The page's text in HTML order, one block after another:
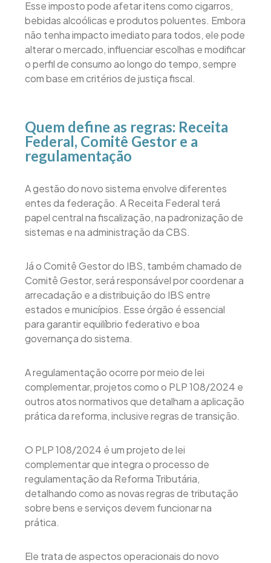
Esse imposto pode afetar itens como cigarros,
bebidas alcoólicas e produtos poluentes. Embora
não tenha impacto imediato para todos, ele pode
alterar o mercado, influenciar escolhas e modificar
o perfil de consumo ao longo do tempo, sempre
com base em critérios de justiça fiscal.
Quem define as regras: Receita
Federal, Comitê Gestor e a
regulamentação
A gestão do novo sistema envolve diferentes
entes da federação. A Receita Federal terá
papel central na fiscalização, na padronização de
sistemas e na administração da CBS.
Já o Comitê Gestor do IBS, também chamado de
Comitê Gestor, será responsável por coordenar a
arrecadação e a distribuição do IBS entre
estados e municípios. Esse órgão é essencial
para garantir equilíbrio federativo e boa
governança do sistema.
A regulamentação ocorre por meio de lei
complementar, projetos como o PLP 108/2024 e
outros atos normativos que detalham a aplicação
prática da reforma, inclusive regras de transição.
O PLP 108/2024 é um projeto de lei
complementar que integra o processo de
regulamentação da Reforma Tributária,
detalhando como as novas regras de tributação
sobre bens e serviços devem funcionar na
prática.
Ele trata de aspectos operacionais do novo